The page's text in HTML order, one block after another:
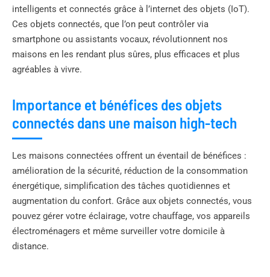
intelligents et connectés grâce à l’internet des objets (IoT).
Ces objets connectés, que l’on peut contrôler via
smartphone ou assistants vocaux, révolutionnent nos
maisons en les rendant plus sûres, plus efficaces et plus
agréables à vivre.
Importance et bénéfices des objets
connectés dans une maison high-tech
Les maisons connectées offrent un éventail de bénéfices :
amélioration de la sécurité, réduction de la consommation
énergétique, simplification des tâches quotidiennes et
augmentation du confort. Grâce aux objets connectés, vous
pouvez gérer votre éclairage, votre chauffage, vos appareils
électroménagers et même surveiller votre domicile à
distance.